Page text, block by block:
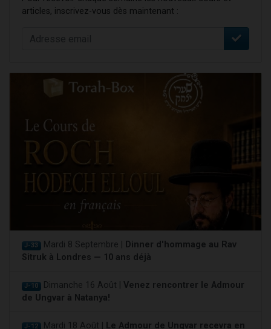
articles, inscrivez-vous dès maintenant :
J-33 Mardi 8 Septembre |
Dinner d'hommage au Rav
Sitruk à Londres — 10 ans déjà
J-10 Dimanche 16 Août | Venez rencontrer le Admour
de Ungvar à Natanya!
J-12 Mardi 18 Août |
Le Admour de Ungvar recevra en